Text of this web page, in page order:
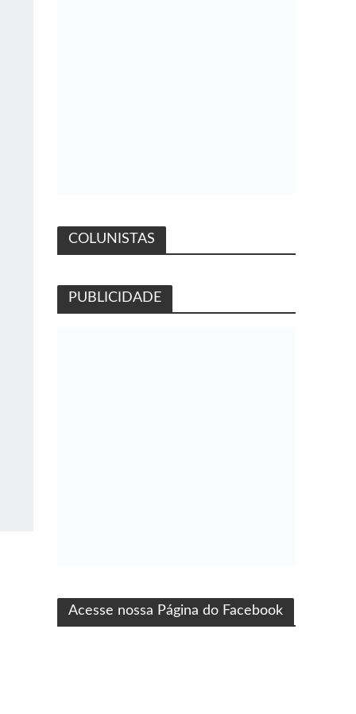
COLUNISTAS
PUBLICIDADE
Acesse nossa Página do Facebook